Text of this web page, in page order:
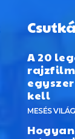
A 20
kell
MESÉS VILÁG